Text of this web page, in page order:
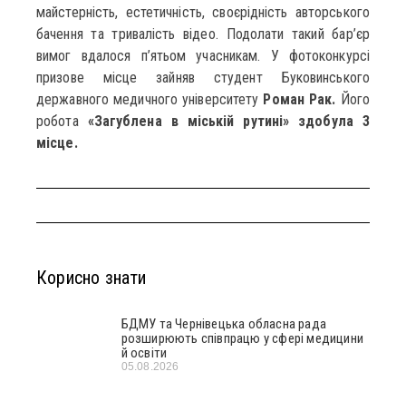
майстерність, естетичність, своєрідність авторського
бачення та тривалість відео. Подолати такий бар’єр
вимог вдалося п’ятьом учасникам. У фотоконкурсі
призове місце зайняв студент Буковинського
державного медичного університету Роман Рак. Його
робота «Загублена в міській рутині» здобула 3
місце.
Корисно знати
БДМУ та Чернівецька обласна рада
розширюють співпрацю у сфері медицини
й освіти
05.08.2026